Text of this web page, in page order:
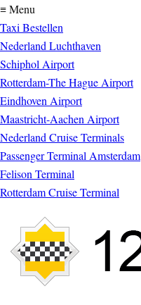
≡ Menu
Taxi Bestellen
Nederland Luchthaven
Schiphol Airport
Rotterdam-The Hague Airport
Eindhoven Airport
Maastricht-Aachen Airport
Nederland Cruise Terminals
Passenger Terminal Amsterdam
Felison Terminal
Rotterdam Cruise Terminal